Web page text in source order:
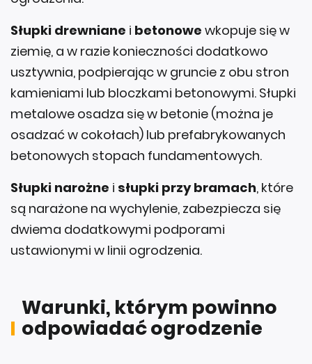
Słupki drewniane i betonowe wkopuje się w
ziemię, a w razie konieczności dodatkowo
usztywnia, podpierając w gruncie z obu stron
kamieniami lub bloczkami betonowymi. Słupki
metalowe osadza się w betonie (można je
osadzać w cokołach) lub prefabrykowanych
betonowych stopach fundamentowych.
Słupki narożne i słupki przy bramach, które
są narażone na wychylenie, zabezpiecza się
dwiema dodatkowymi podporami
ustawionymi w linii ogrodzenia.
Warunki, którym powinno
odpowiadać ogrodzenie